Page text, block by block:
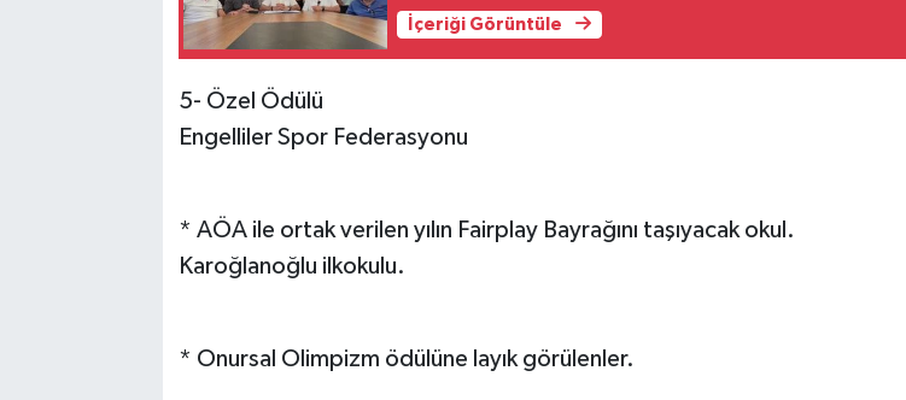
İçeriği Görüntüle
5- Özel Ödülü
Engelliler Spor Federasyonu
* AÖA ile ortak verilen yılın Fairplay Bayrağını taşıyacak okul.
Karoğlanoğlu ilkokulu.
* Onursal Olimpizm ödülüne layık görülenler.